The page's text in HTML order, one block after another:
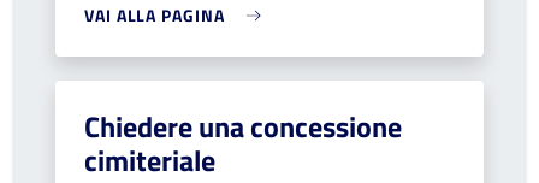
VAI ALLA PAGINA
Chiedere una concessione
cimiteriale